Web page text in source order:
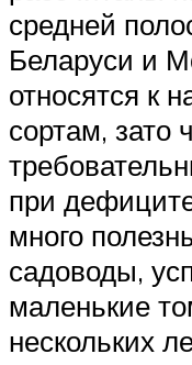
средней
Беларуси и
относятся к
сортам, зато
при
много
садоводы,
маленькие
нескольких